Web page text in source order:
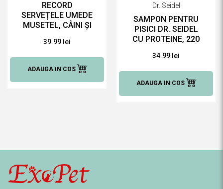
RECORD
SERVEȚELE UMEDE
MUSETEL, CÂINI ȘI
ANTIBACTERIENE,
MULTIFUNCȚIONALE,
80BUC
39.99 lei
ADAUGA IN COS
Dr. Seidel
SAMPON PENTRU
PISICI DR. SEIDEL
CU PROTEINE, 220
34.99 lei
ADAUGA IN COS